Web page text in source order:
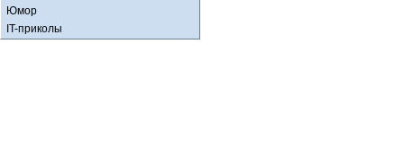
Юмор
IT-приколы